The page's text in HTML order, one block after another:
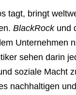
tagt, bringt
BlackRockund
Unternehmen
sehen darin
soziale Macht
nachhaltigen